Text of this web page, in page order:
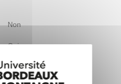
Non
Oui